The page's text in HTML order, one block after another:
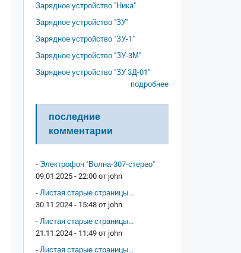
Зарядное устройство "Ника"
Зарядное устройство "ЗУ"
Зарядное устройство "ЗУ-1"
Зарядное устройство "ЗУ-3М"
Зарядное устройство "ЗУ 3Д-01"
подробнее
последние
комментарии
- Электрофон "Волна-307-стерео"
09.01.2025 - 22:00 от john
- Листая старые страницы...
30.11.2024 - 15:48 от john
- Листая старые страницы...
21.11.2024 - 11:49 от john
- Листая старые страницы...